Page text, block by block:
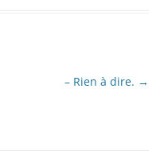
– Rien à dire. →